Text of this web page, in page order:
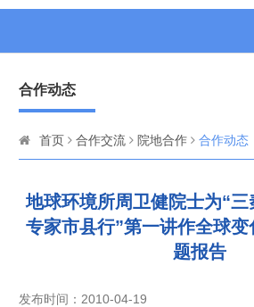
合作动态
首页 合作交流 院地合作 合作动态
地球环境所周卫健院士为“
专家市县行”第一讲作全球
题报告
发布时间：2010-04-19